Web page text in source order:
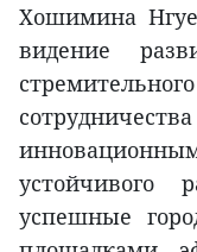
Хошимина
видение
устойчивого
успешные